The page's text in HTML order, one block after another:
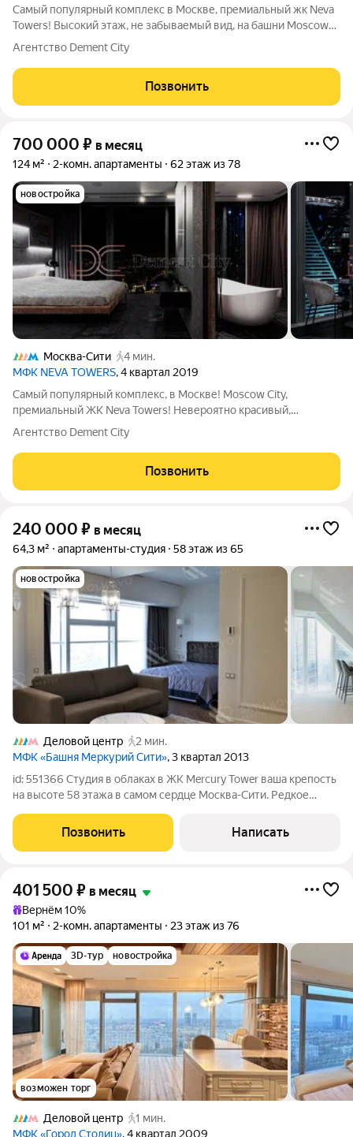
Самый популярный комплекс в Москве, премиальный жк Neva
Towers! Высокий этаж, не забываемый вид, на башни Moscow
City! Светлый, уютный дизайнерский апартамент с
качественной мебелью и техникой! Планировка: Гостиная
совмещенная с кухней и обеденной
Агентство Dement City
Позвонить
700 000 ₽ в месяц
124 м² 2-комн. апартаменты 62 этаж из 78
новостройка
Москва-Сити
4 мин.
МФК NEVA TOWERS, 4 квартал 2019
Самый популярный комплекс, в Москве! Moscow City,
премиальный ЖК Neva Towers! Невероятно красивый,
стильный! Великолепный, видовой, угловой Апартамент, с
эксклюзивным дизайнерским ремонтом, дорогая выставочная
мебель, в ремонте использованы лучшие,
Агентство Dement City
Позвонить
240 000 ₽ в месяц
64,3 м² апартаменты-студия 58 этаж из 65
новостройка
Деловой центр
2 мин.
МФК «Башня Меркурий Сити», 3 квартал 2013
id: 551366 Студия в облаках в ЖК Mercury Tower ваша крепость
на высоте 58 этажа в самом сердце Москва-Сити. Редкое
премиального уровня. О апартаменте: Просторная студия 64,3
Позвонить Написать
401 500 ₽ в месяц
Вернём 10%
101 м²
2-комн. апартаменты 23 этаж из 76
3D-тур новостройка
возможен торг
Деловой центр
1 мин.
МФК «Город Столиц», 4 квартал 2009